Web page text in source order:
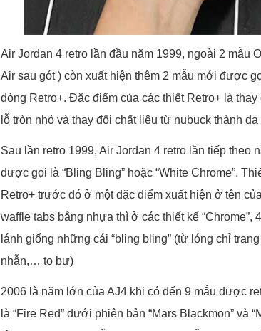
Air Jordan 4 retro lần đầu năm 1999, ngoài 2 mẫu
Air sau gót ) còn xuất hiện thêm 2 mẫu mới được
dòng Retro+. Đặc điểm của các thiết Retro+ là
lỗ tròn nhỏ và thay đổi chất liệu từ nubuck thành
Sau lần retro 1999, Air Jordan 4 retro lần tiếp theo
được gọi là “Bling Bling” hoặc “White Chrome”.
Retro+ trước đó ở một đặc điểm xuất hiện ở tên
waffle tabs bằng nhựa thì ở các thiết kế
lánh giống những cái “bling bling” (từ lóng chỉ
nhẫn,… to bự)
2006 là năm lớn của AJ4 khi có đến 9 mẫu được
là “Fire Red” dưới phiên bản “Mars Blackmon” và